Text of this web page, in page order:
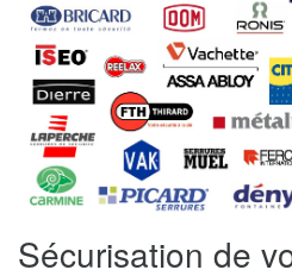
Sécurisation de